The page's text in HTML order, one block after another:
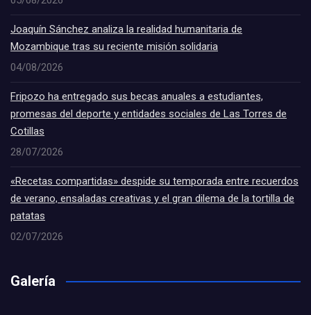
Joaquín Sánchez analiza la realidad humanitaria de
Mozambique tras su reciente misión solidaria
04/08/2026
Fripozo ha entregado sus becas anuales a estudiantes,
promesas del deporte y entidades sociales de Las Torres de
Cotillas
28/07/2026
«Recetas compartidas» despide su temporada entre recuerdos
de verano, ensaladas creativas y el gran dilema de la tortilla de
patatas
02/07/2026
Galería